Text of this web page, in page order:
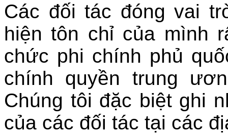
Các đối tác đóng vai
hiện tôn chỉ của mình
chức phi chính phủ
chính quyền trung
Chúng tôi đặc biệt ghi
của các đối tác tại các